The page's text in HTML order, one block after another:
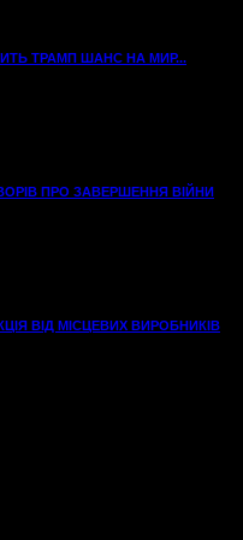
ТРАМП ШАНС НА МИР...
ПРО ЗАВЕРШЕННЯ ВІЙНИ
ВІД МІСЦЕВИХ ВИРОБНИКІВ